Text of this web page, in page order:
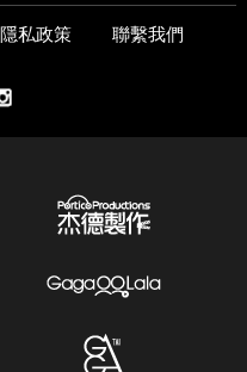
隱私政策 聯繫我們